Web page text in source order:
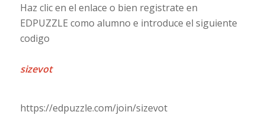
Haz clic en el enlace o bien registrate en
EDPUZZLE como alumno e introduce el siguiente
codigo
sizevot
https://edpuzzle.com/join/sizevot